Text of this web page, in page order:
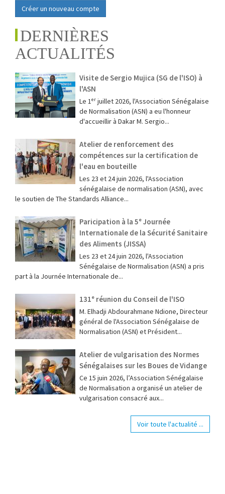
Créer un nouveau compte
DERNIÈRES
ACTUALITÉS
Visite de Sergio Mujica (SG de l'ISO) à
l'ASN
Le 1ᵉʳ juillet 2026, l'Association Sénégalaise
de Normalisation (ASN) a eu l'honneur
d'accueillir à Dakar M. Sergio...
Atelier de renforcement des
compétences sur la certification de
l'eau en bouteille
Les 23 et 24 juin 2026, l'Association
sénégalaise de normalisation (ASN), avec
le soutien de The Standards Alliance...
Paricipation à la 5ᵉ Journée
Internationale de la Sécurité Sanitaire
des Aliments (JISSA)
‎Les 23 et 24 juin 2026, l'Association
Sénégalaise de Normalisation (ASN) a pris
part à la Journée Internationale de...
131ᵉ réunion du Conseil de l'ISO
M. Elhadji Abdourahmane Ndione, Directeur
général de l'Association Sénégalaise de
Normalisation (ASN) et Président...
Atelier de vulgarisation des Normes
Sénégalaises sur les Boues de Vidange
Ce 15 juin 2026, l’Association Sénégalaise
de Normalisation a organisé un atelier de
vulgarisation consacré aux...
Voir toute l'actualité ...